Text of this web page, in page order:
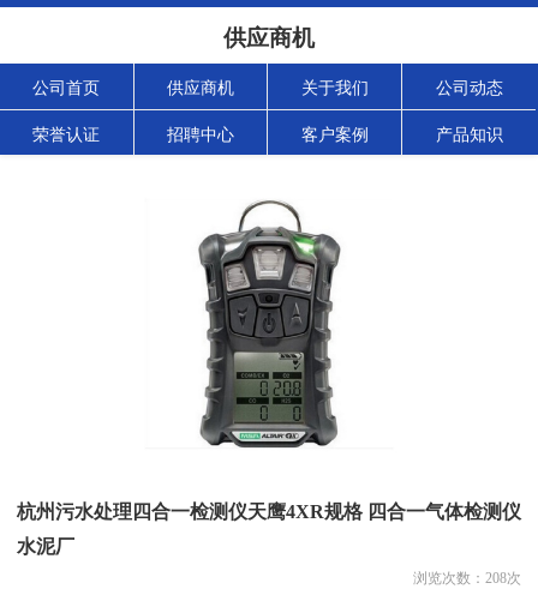
供应商机
公司首页 供应商机 关于我们 公司动态
荣誉认证 招聘中心 客户案例 产品知识
杭州污水处理四合一检测仪天鹰4XR规格 四合一气体检测仪
水泥厂
浏览次数： 208次